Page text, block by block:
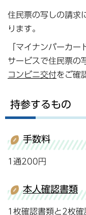
住民票の写しの請求
ります。
「マイナンバーカ
サービスで住民票の
コンビニ交付をご確
持参するもの
手数料
1通200円
本人確認書類
1枚確認書類と2枚確